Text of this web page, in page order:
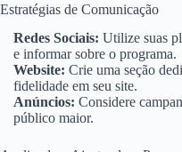
Estratégias de Comunicação
Redes Sociais: Utilize suas
e informar sobre o programa.
Website: Crie uma seção
fidelidade em seu site.
Anúncios: Considere
público maior.